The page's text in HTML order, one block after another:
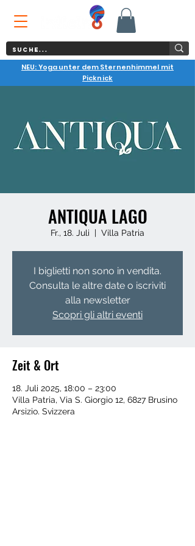
NEU: Yoga unter dem Sternenhimmel mit
Picknick
ANTIQUA LAGO
Fr., 18. Juli
  |
Villa Patria
I biglietti non sono in vendita.
Consulta le altre date o iscriviti
alla newsletter
Scopri gli altri eventi
Zeit & Ort
18. Juli 2025, 18:00 – 23:00
Villa Patria, Via S. Giorgio 12, 6827 Brusino
Arsizio, Svizzera